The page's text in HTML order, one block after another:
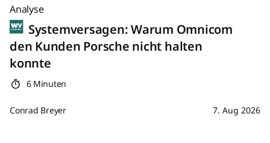
Analyse
Systemversagen: Warum Omnicom
den Kunden Porsche nicht halten
konnte
6 Minuten
Conrad Breyer 7. Aug 2026